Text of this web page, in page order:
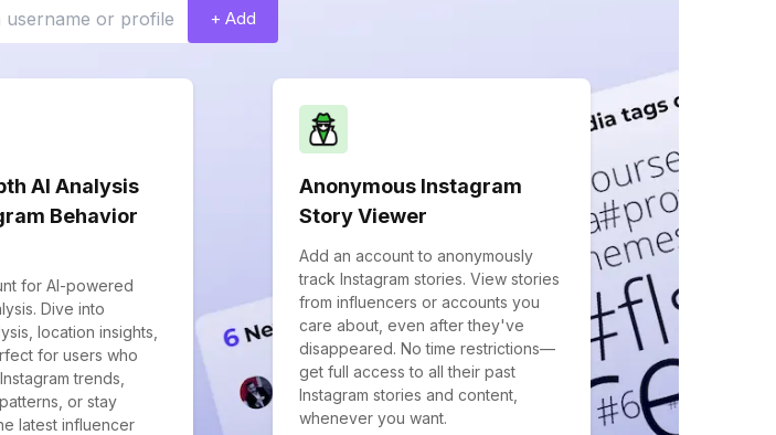
+ Add
AI Analysis
Behavior
for AI-powered
Dive into
location insights,
for users who
trends,
or stay
latest influencer
Anonymous Instagram
Story Viewer
Add an account to anonymously
track Instagram stories. View stories
from influencers or accounts you
care about, even after they've
disappeared. No time restrictions—
get full access to all their past
Instagram stories and content,
whenever you want.